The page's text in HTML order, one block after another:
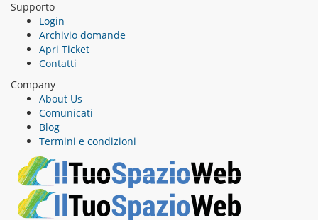
Supporto
Login
Archivio domande
Apri Ticket
Contatti
Company
About Us
Comunicati
Blog
Termini e condizioni